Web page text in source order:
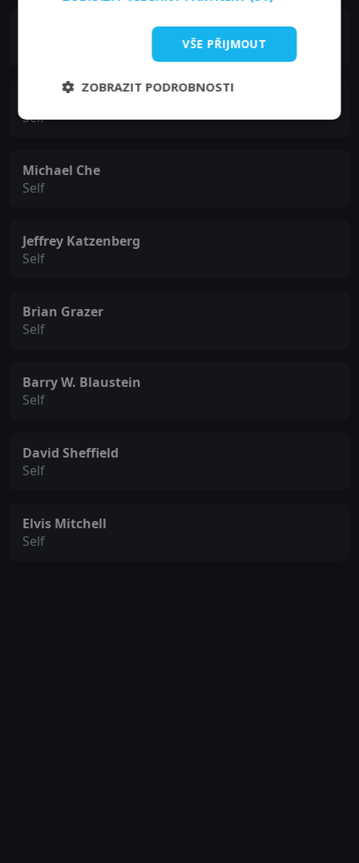
Self
Michael Che
Self
Jeffrey Katzenberg
Self
Brian Grazer
Self
Barry W. Blaustein
Self
David Sheffield
Self
Elvis Mitchell
Self
VŠE PŘIJMOUT
ZOBRAZIT PODROBNOSTI